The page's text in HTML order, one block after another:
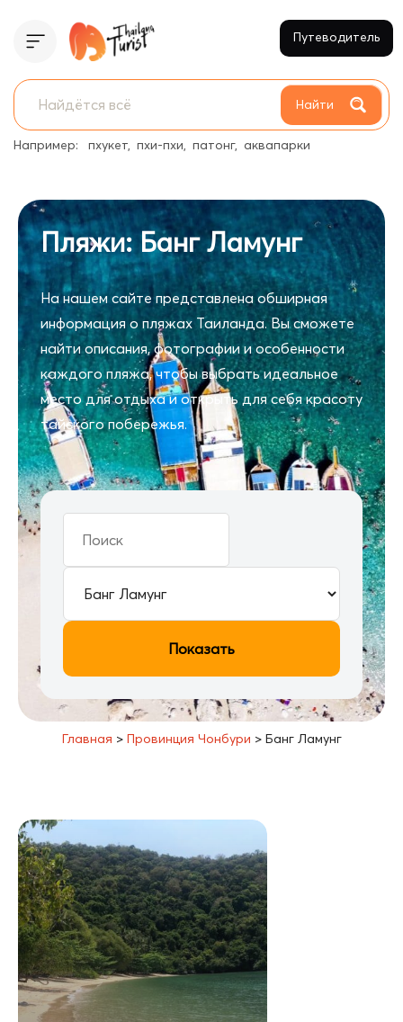
Найти
Например: пхукет пхи-пхи патонг аквапарки
Путеводитель
Пляжи: Банг Ламунг
На нашем сайте представлена обширная
информация о пляжах Таиланда. Вы сможете
найти описания, фотографии и особенности
каждого пляжа, чтобы выбрать идеальное
место для отдыха и открыть для себя красоту
тайского побережья.
Показать
Главная > Провинция Чонбури > Банг Ламунг